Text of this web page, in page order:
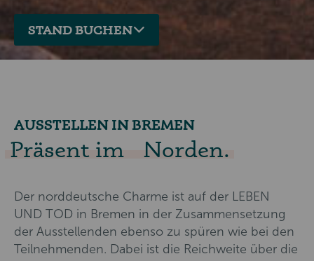
STAND BUCHEN
AUSSTELLEN IN BREMEN
Präsent im Norden.
Der norddeutsche Charme ist auf der LEBEN
UND TOD in Bremen in der Zusammensetzung
der Ausstellenden ebenso zu spüren wie bei den
Teilnehmenden. Dabei ist die Reichweite über die